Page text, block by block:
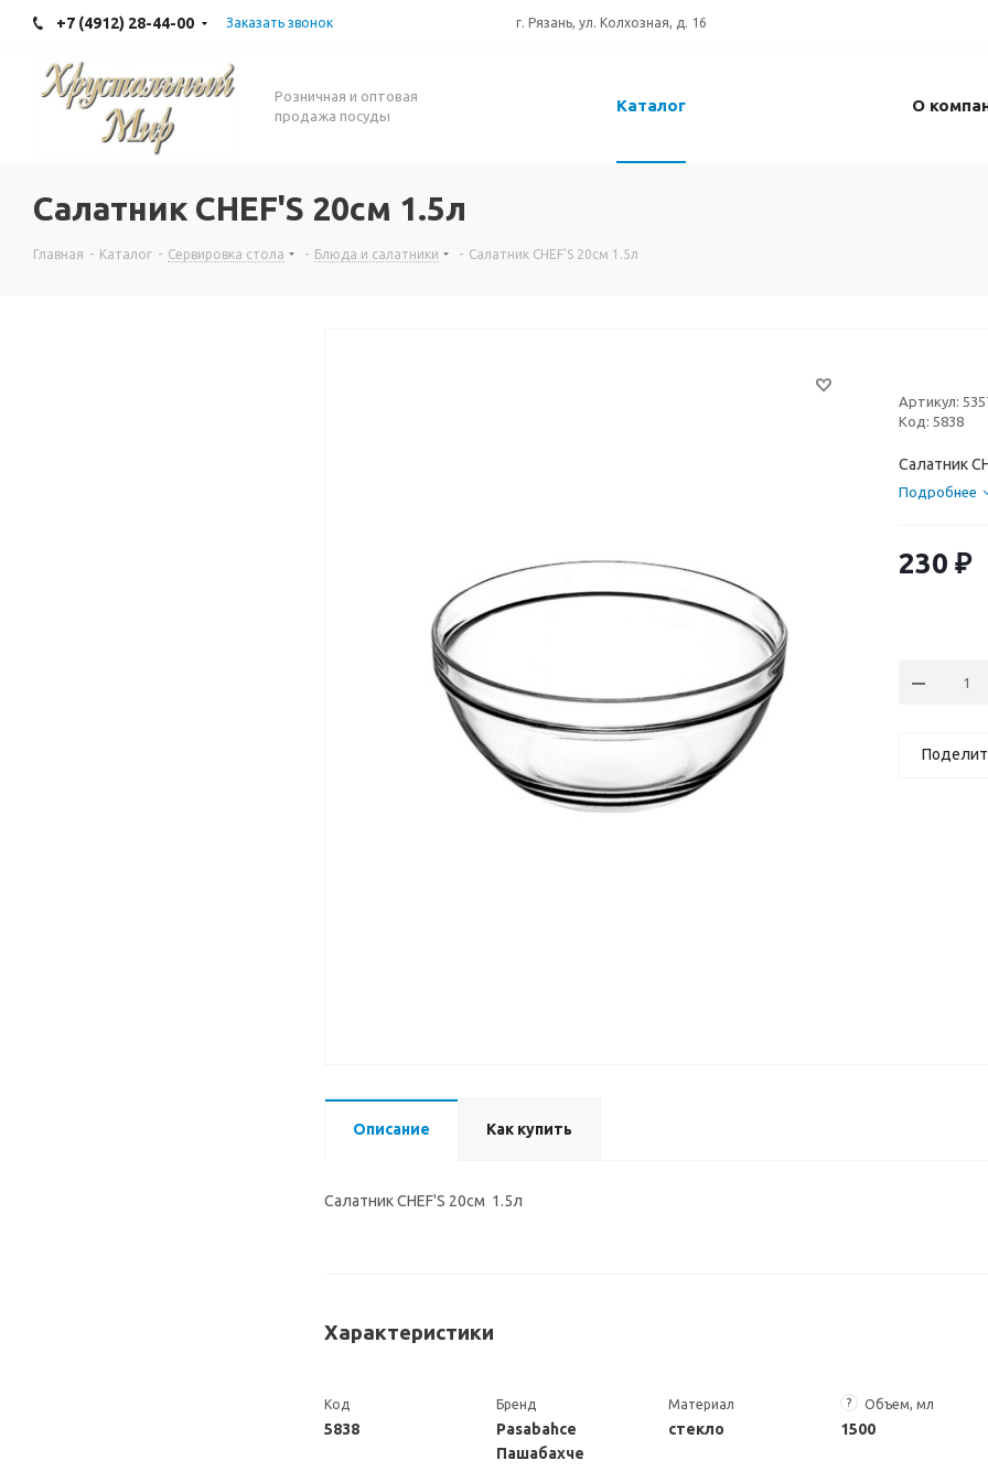
+7 (4912) 28-44-00 Заказать звонок г. Рязань, ул. Колхозная, д. 16
Розничная и оптовая
продажа посуды
Каталог О
Салатник CHEF'S 20см 1.5л
Главная - Каталог - Сервировка стола - Блюда и салатники - Салатник CHEF'S 20см 1.5л
Артикул:
Код: 5838
Салатник
Подробнее
230 ₽
Описание Как купить
Салатник CHEF'S 20см 1.5л
Характеристики
Код
5838
Бренд
Pasabahce
Пашабахче
Материал
стекло
? Объем, мл
1500